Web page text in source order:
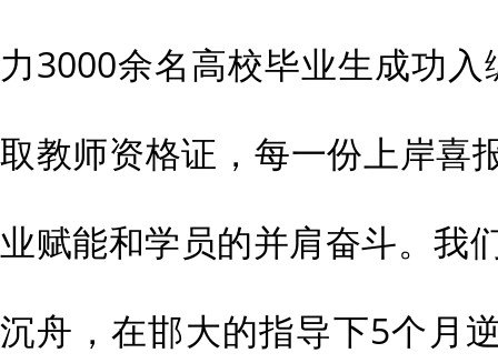
力3000余名高校毕业生成功
取教师资格证，每一份上岸喜
业赋能和学员的并肩奋斗。我
沉舟，在邯大的指导下5个月